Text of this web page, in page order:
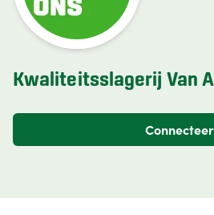
Kwaliteitsslagerij Van
Connecteer